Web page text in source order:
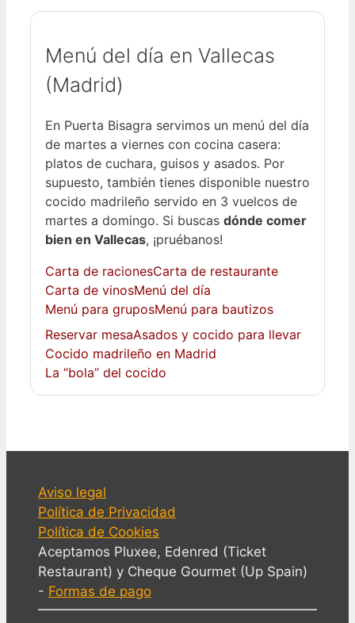
Menú del día en Vallecas
(Madrid)
En Puerta Bisagra servimos un menú del día
de martes a viernes con cocina casera:
platos de cuchara, guisos y asados. Por
supuesto, también tienes disponible nuestro
cocido madrileño servido en 3 vuelcos de
martes a domingo. Si buscas dónde comer
bien en Vallecas, ¡pruébanos!
Carta de racionesCarta de restaurante
Carta de vinosMenú del día
Menú para gruposMenú para bautizos
Reservar mesaAsados y cocido para llevar
Cocido madrileño en Madrid
La “bola” del cocido
Aviso legal
Política de Privacidad
Política de Cookies
Aceptamos Pluxee, Edenred (Ticket
Restaurant) y Cheque Gourmet (Up Spain)
- Formas de pago